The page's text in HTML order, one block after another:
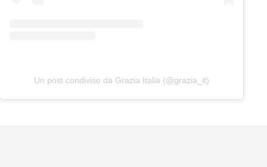
Un post condiviso da Grazia Italia (@grazia_it)